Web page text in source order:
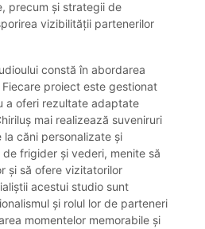
precum și strategii de
vizibilității partenerilor
constă în abordarea
proiect este gestionat
a oferi rezultate adaptate
mai realizează suveniruri
la căni personalizate și
frigider și vederi, menite să
și să ofere vizitatorilor
acestui studio sunt
și rolul lor de parteneri
momentelor memorabile și